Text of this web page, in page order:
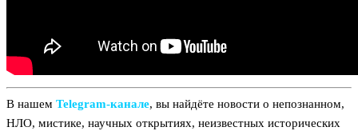
В нашем Telegram‑канале, вы найдёте новости о непознанном,
НЛО, мистике, научных открытиях, неизвестных исторических